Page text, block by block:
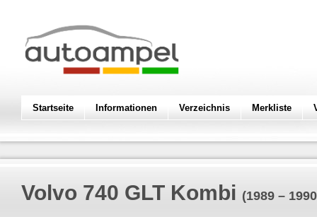
Startseite Informationen Verzeichnis Merkliste
Volvo 740 GLT Kombi (1989 –